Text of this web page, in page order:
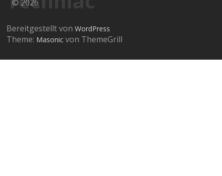
© 2026
Bereitgestellt vonWordPress
Theme: Masonic von ThemeGrill